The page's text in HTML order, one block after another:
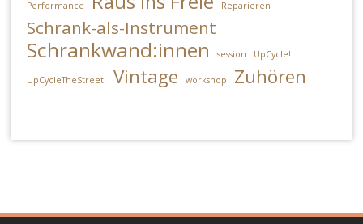
Performance Reparieren
Schrank-als-Instrument
Schrankwand:innen session UpCycle!
UpCycleTheStreet! Vintage workshop Zuhören